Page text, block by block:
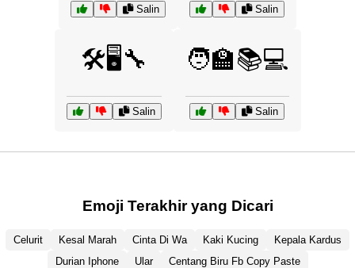
Salin Salin
🛠️🖥️🔧
Salin
🧑‍🏫📚💻
Salin
Emoji Terakhir yang Dicari
Celurit Kesal Marah Cinta Di Wa Kaki Kucing
Kepala Kardus
Durian Iphone
Ular
Centang Biru Fb Copy Paste